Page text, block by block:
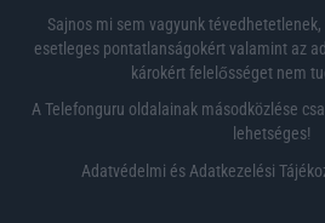
Sajnos mi sem vagyunk
esetleges pontatlanságokért valamint az
károkért felelősséget nem
A Telefonguru oldalainak másodközlése
lehetséges!
Adatvédelmi és Adatkezelési